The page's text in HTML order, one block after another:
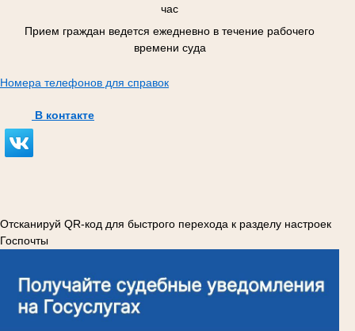
час
Прием граждан ведется ежедневно в течение рабочего
времени суда
Номера телефонов для справок
В контакте
Отсканируй QR-код для быстрого перехода к разделу настроек
Госпочты